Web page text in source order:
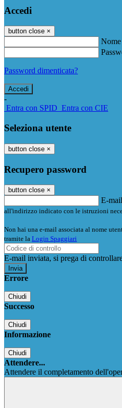
Accedi
button close ×
Password dimenticata?
-
Entra con SPID Entra con CIE
Seleziona utente
button close ×
Recupero password
button close ×
E-mail
all'indirizzo indicato con le istruzioni
Non hai una e-mail associata al nome
tramite la Login Spaggiari
E-mail inviata, si prega di
Errore
Chiudi
Successo
Chiudi
Informazione
Chiudi
Attendere...
Attendere il completamento